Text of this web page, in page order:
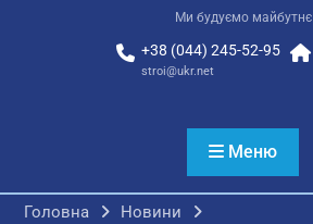
Ми будуємо майбутнє
+38 (044) 245-52-95
stroi@ukr.net
Меню
Головна
Новини